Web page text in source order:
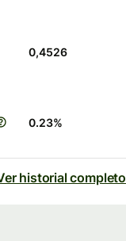
0,4526
0.23%
historial completo